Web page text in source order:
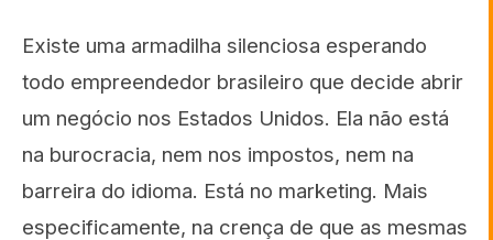
Existe uma armadilha silenciosa esperando
todo empreendedor brasileiro que decide abrir
um negócio nos Estados Unidos. Ela não está
na burocracia, nem nos impostos, nem na
barreira do idioma. Está no marketing. Mais
especificamente, na crença de que as mesmas